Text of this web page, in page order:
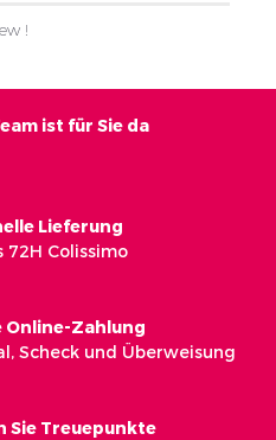
!
ist für Sie da
Lieferung
72H Colissimo
Online-Zahlung
Scheck und Überweisung
Sie Treuepunkte